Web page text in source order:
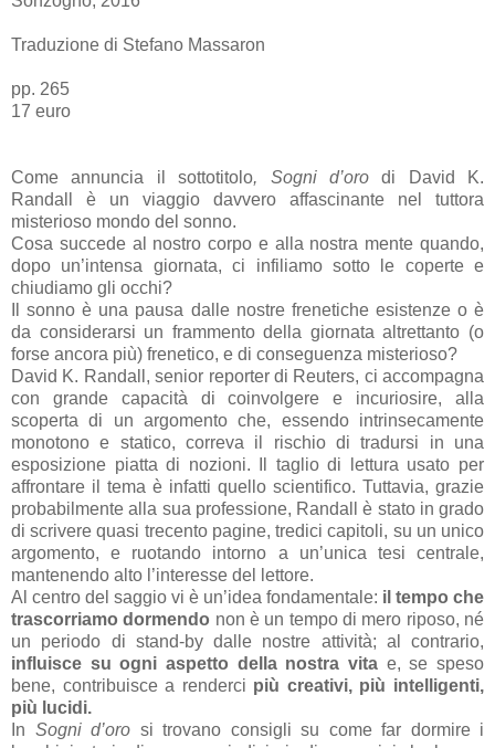
Traduzione di Stefano Massaron
pp. 265
17 euro
Come annuncia il sottotitolo, Sogni d’orodi David K.
Randall è un viaggio davvero affascinante nel tuttora
misterioso mondo del sonno.
Cosa succede al nostro corpo e alla nostra mente quando,
dopo un’intensa giornata, ci infiliamo sotto le coperte e
chiudiamo gli occhi?
Il sonno è una pausa dalle nostre frenetiche esistenze o è
da considerarsi un frammento della giornata altrettanto (o
forse ancora più) frenetico, e di conseguenza misterioso?
David K. Randall, senior reporter di Reuters, ci accompagna
con grande capacità di coinvolgere e incuriosire, alla
scoperta di un argomento che, essendo intrinsecamente
monotono e statico, correva il rischio di tradursi in una
esposizione piatta di nozioni. Il taglio di lettura usato per
affrontare il tema è infatti quello scientifico. Tuttavia, grazie
probabilmente alla sua professione, Randall è stato in grado
di scrivere quasi trecento pagine, tredici capitoli, su un unico
argomento, e ruotando intorno a un’unica tesi centrale,
mantenendo alto l’interesse del lettore.
Al centro del saggio vi è un’idea fondamentale: il tempo che
trascorriamo dormendo non è un tempo di mero riposo, né
un periodo di stand-by dalle nostre attività; al contrario,
influisce su ogni aspetto della nostra vita e, se speso
bene, contribuisce a renderci più creativi, più intelligenti,
più lucidi.
In Sogni d’oro si trovano consigli su come far dormire i